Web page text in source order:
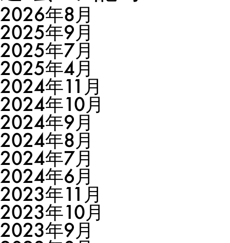
2026年8月
2025年9月
2025年7月
2025年4月
2024年11月
2024年10月
2024年9月
2024年8月
2024年7月
2024年6月
2023年11月
2023年10月
2023年9月